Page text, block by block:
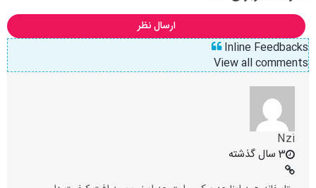
ارسال نظر
Inline Feedbacks
View all comments
Nzi
3 سال گذشته